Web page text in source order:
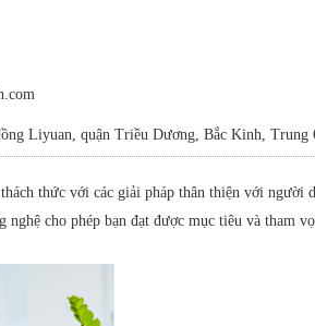
Liyuan, quận Triều Dương, Bắc Kinh, Trung
thức với các giải pháp thân thiện với người
cho phép bạn đạt được mục tiêu và tham